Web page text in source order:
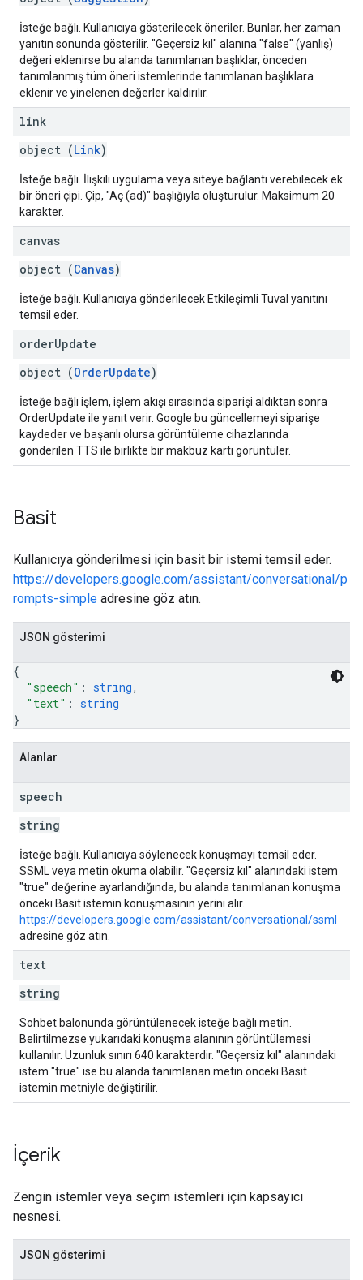
İsteğe bağlı. Kullanıcıya gösterilecek öneriler. Bunlar, her zaman
yanıtın sonunda gösterilir. "Geçersiz kıl" alanına "false" (yanlış)
değeri eklenirse bu alanda tanımlanan başlıklar, önceden
tanımlanmış tüm öneri istemlerinde tanımlanan başlıklara
eklenir ve yinelenen değerler kaldırılır.
link
object (Link)
İsteğe bağlı. İlişkili uygulama veya siteye bağlantı verebilecek ek
bir öneri çipi. Çip, "Aç (ad)" başlığıyla oluşturulur. Maksimum 20
karakter.
canvas
object (Canvas)
İsteğe bağlı. Kullanıcıya gönderilecek Etkileşimli Tuval yanıtını
temsil eder.
orderUpdate
object (OrderUpdate)
İsteğe bağlı işlem, işlem akışı sırasında siparişi aldıktan sonra
OrderUpdate ile yanıt verir. Google bu güncellemeyi siparişe
kaydeder ve başarılı olursa görüntüleme cihazlarında
gönderilen TTS ile birlikte bir makbuz kartı görüntüler.
Basit
Kullanıcıya gönderilmesi için basit bir istemi temsil eder.
https://developers.google.com/assistant/conversational/p
rompts-simple adresine göz atın.
JSON gösterimi
{
"speech" : string,
"text" : string
}
Alanlar
speech
string
İsteğe bağlı. Kullanıcıya söylenecek konuşmayı temsil eder.
SSML veya metin okuma olabilir. "Geçersiz kıl" alanındaki istem
"true" değerine ayarlandığında, bu alanda tanımlanan konuşma
önceki Basit istemin konuşmasının yerini alır.
https://developers.google.com/assistant/conversational/ssml
adresine göz atın.
text
string
Sohbet balonunda görüntülenecek isteğe bağlı metin.
Belirtilmezse yukarıdaki konuşma alanının görüntülemesi
kullanılır. Uzunluk sınırı 640 karakterdir. "Geçersiz kıl" alanındaki
istem "true" ise bu alanda tanımlanan metin önceki Basit
istemin metniyle değiştirilir.
İçerik
Zengin istemler veya seçim istemleri için kapsayıcı
nesnesi.
JSON gösterimi